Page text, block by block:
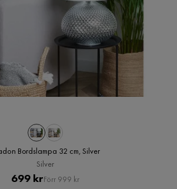
Bordslampa 32 cm, Silver
Silver
Pris
699 krOriginal
Förr 999 kr